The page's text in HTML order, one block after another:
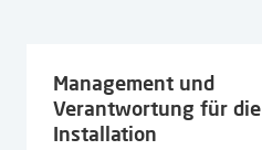
Management und
Verantwortung für die
Installation